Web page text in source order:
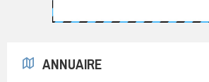
ANNUAIRE